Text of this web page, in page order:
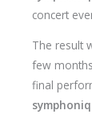
concert
The result
few
final